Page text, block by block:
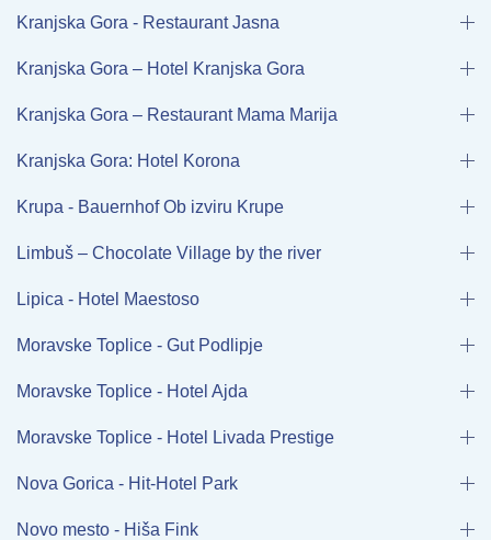
Kranjska Gora - Restaurant Jasna
Kranjska Gora – Hotel Kranjska Gora
Kranjska Gora – Restaurant Mama Marija
Kranjska Gora: Hotel Korona
Krupa - Bauernhof Ob izviru Krupe
Limbuš – Chocolate Village by the river
Lipica - Hotel Maestoso
Moravske Toplice - Gut Podlipje
Moravske Toplice - Hotel Ajda
Moravske Toplice - Hotel Livada Prestige
Nova Gorica - Hit-Hotel Park
Novo mesto - Hiša Fink